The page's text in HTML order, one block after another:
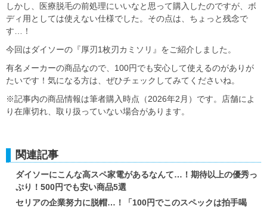
しかし、医療脱毛の前処理にいいなと思って購入したのですが、ボ
ディ用としては使えない仕様でした。その点は、ちょっと残念で
す…！
今回はダイソーの『厚刃1枚刃カミソリ』をご紹介しました。
有名メーカーの商品なので、100円でも安心して使えるのがありが
たいです！気になる方は、ぜひチェックしてみてくださいね。
※記事内の商品情報は筆者購入時点（2026年2月）です。店舗によ
り在庫切れ、取り扱っていない場合があります。
関連記事
ダイソーにこんな高スペ家電があるなんて…！期待以上の優秀っ
ぷり！500円でも安い商品5選
セリアの企業努力に脱帽…！「100円でこのスペックは拍手喝